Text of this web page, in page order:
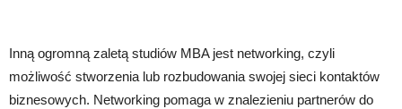
Inną ogromną zaletą studiów MBA jest networking, czyli
możliwość stworzenia lub rozbudowania swojej sieci kontaktów
biznesowych. Networking pomaga w znalezieniu partnerów do